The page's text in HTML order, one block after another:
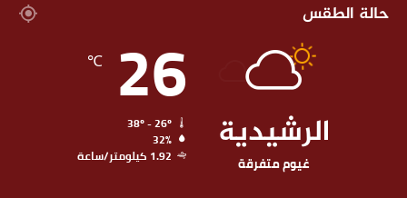
حالة الطقس
الرشيدية
غيوم متفرقة
26
℃
32%
1.92 كيلومتر/ساعة